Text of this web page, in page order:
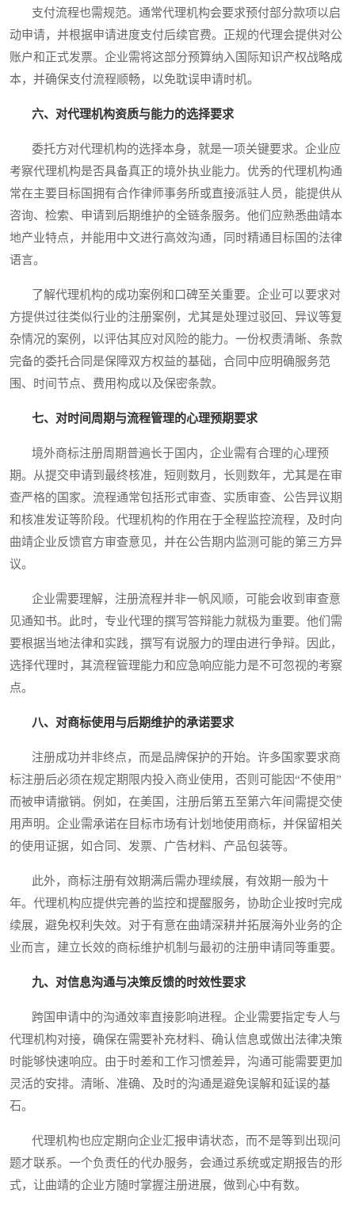
支付流程也需规范。通常代理机构会要求预付部分款项以启
动申请，并根据申请进度支付后续官费。正规的代理会提供对公
账户和正式发票。企业需将这部分预算纳入国际知识产权战略成
本，并确保支付流程顺畅，以免耽误申请时机。
六、对代理机构资质与能力的选择要求
委托方对代理机构的选择本身，就是一项关键要求。企业应
考察代理机构是否具备真正的境外执业能力。优秀的代理机构通
常在主要目标国拥有合作律师事务所或直接派驻人员，能提供从
咨询、检索、申请到后期维护的全链条服务。他们应熟悉曲靖本
地产业特点，并能用中文进行高效沟通，同时精通目标国的法律
语言。
了解代理机构的成功案例和口碑至关重要。企业可以要求对
方提供过往类似行业的注册案例，尤其是处理过驳回、异议等复
杂情况的案例，以评估其应对风险的能力。一份权责清晰、条款
完备的委托合同是保障双方权益的基础，合同中应明确服务范
围、时间节点、费用构成以及保密条款。
七、对时间周期与流程管理的心理预期要求
境外商标注册周期普遍长于国内，企业需有合理的心理预
期。从提交申请到最终核准，短则数月，长则数年，尤其是在审
查严格的国家。流程通常包括形式审查、实质审查、公告异议期
和核准发证等阶段。代理机构的作用在于全程监控流程，及时向
曲靖企业反馈官方审查意见，并在公告期内监测可能的第三方异
议。
企业需要理解，注册流程并非一帆风顺，可能会收到审查意
见通知书。此时，专业代理的撰写答辩能力就极为重要。他们需
要根据当地法律和实践，撰写有说服力的理由进行争辩。因此，
选择代理时，其流程管理能力和应急响应能力是不可忽视的考察
点。
八、对商标使用与后期维护的承诺要求
注册成功并非终点，而是品牌保护的开始。许多国家要求商
标注册后必须在规定期限内投入商业使用，否则可能因“不使用”
而被申请撤销。例如，在美国，注册后第五至第六年间需提交使
用声明。企业需承诺在目标市场有计划地使用商标，并保留相关
的使用证据，如合同、发票、广告材料、产品包装等。
此外，商标注册有效期满后需办理续展，有效期一般为十
年。代理机构应提供完善的监控和提醒服务，协助企业按时完成
续展，避免权利失效。对于有意在曲靖深耕并拓展海外业务的企
业而言，建立长效的商标维护机制与最初的注册申请同等重要。
九、对信息沟通与决策反馈的时效性要求
跨国申请中的沟通效率直接影响进程。企业需要指定专人与
代理机构对接，确保在需要补充材料、确认信息或做出法律决策
时能够快速响应。由于时差和工作习惯差异，沟通可能需要更加
灵活的安排。清晰、准确、及时的沟通是避免误解和延误的基
石。
代理机构也应定期向企业汇报申请状态，而不是等到出现问
题才联系。一个负责任的代办服务，会通过系统或定期报告的形
式，让曲靖的企业方随时掌握注册进展，做到心中有数。